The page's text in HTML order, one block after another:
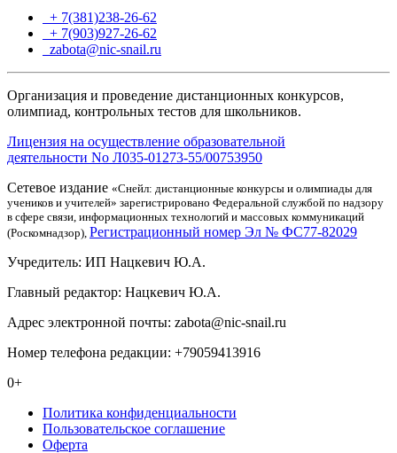
+ 7(381)238-26-62
+ 7(903)927-26-62
zabota@nic-snail.ru
Организация и проведение дистанционных конкурсов,
олимпиад, контрольных тестов для школьников.
Лицензия на осуществление образовательной
деятельности No Л035-01273-55/00753950
Сетевое издание «Снейл: дистанционные конкурсы и олимпиады для
учеников и учителей» зарегистрировано Федеральной службой по надзору
в сфере связи, информационных технологий и массовых коммуникаций
(Роскомнадзор), Регистрационный номер Эл № ФС77-82029
Учредитель: ИП Нацкевич Ю.А.
Главный редактор: Нацкевич Ю.А.
Адрес электронной почты: zabota@nic-snail.ru
Номер телефона редакции: +79059413916
0+
Политика конфиденциальности
Пользовательское соглашение
Оферта